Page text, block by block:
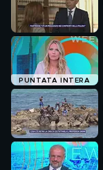
PUNTATA INTERA